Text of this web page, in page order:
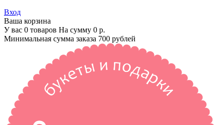
Вход
Ваша корзина
У вас 0 товаров На сумму 0 р.
Минимальная сумма заказа 700 рублей